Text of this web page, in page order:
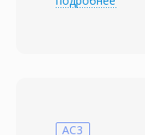
беззнаковый
AC3